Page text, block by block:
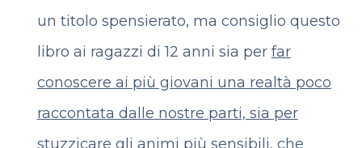
un titolo spensierato, ma consiglio questo
libro ai ragazzi di 12 anni sia per far
conoscere ai più giovani una realtà poco
raccontata dalle nostre parti, sia per
stuzzicare gli animi più sensibili, che